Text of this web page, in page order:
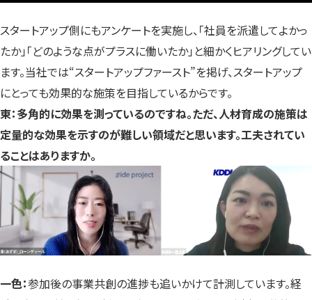
スタートアップ側にもアンケートを実施し、「社員を派遣してよかっ
たか」「どのような点がプラスに働いたか」と細かくヒアリングしてい
ます。当社では“スタートアップファースト”を掲げ、スタートアップ
にとっても効果的な施策を目指しているからです。
東：多角的に効果を測っているのですね。ただ、人材育成の施策は
定量的な効果を示すのが難しい領域だと思います。工夫されてい
ることはありますか。
一色：参加後の事業共創の進捗も追いかけて計測しています。経